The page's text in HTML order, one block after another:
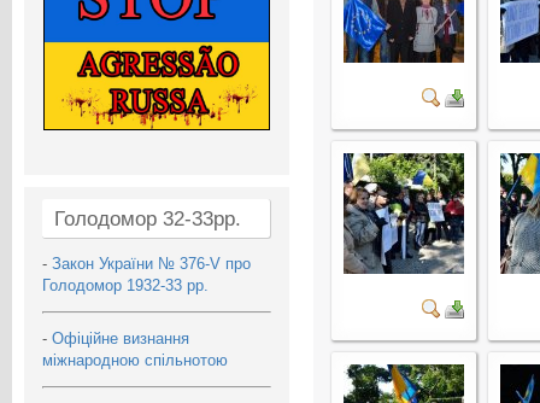
Голодомор 32-33рр.
- Закон України № 376-V про
Голодомор 1932-33 рр.
- Офіційне визнання
міжнародною спільнотою